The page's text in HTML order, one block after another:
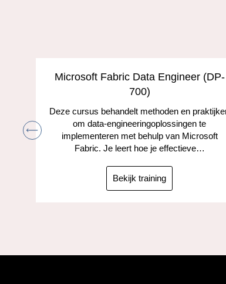
Microsoft Fabric Data Engineer (DP-
700)
Deze cursus behandelt methoden en
om data-engineeringoplossingen te
implementeren met behulp van Microsoft
Fabric. Je leert hoe je effectieve…
Bekijk training